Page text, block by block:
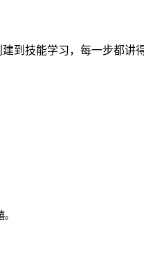
到技能学习，每一步都